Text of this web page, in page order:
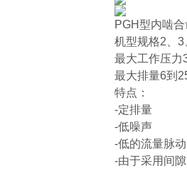
PGH型内啮
机型规格2、3
最大工作压力
最大排量6到
特点：
-定排量
-低噪声
-低的流量脉动
-由于采用间